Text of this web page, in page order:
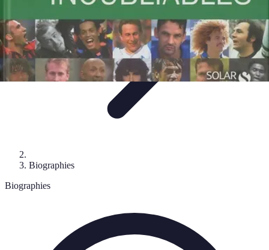
Biographies
Biographies